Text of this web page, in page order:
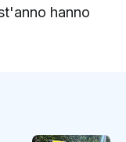
hanno